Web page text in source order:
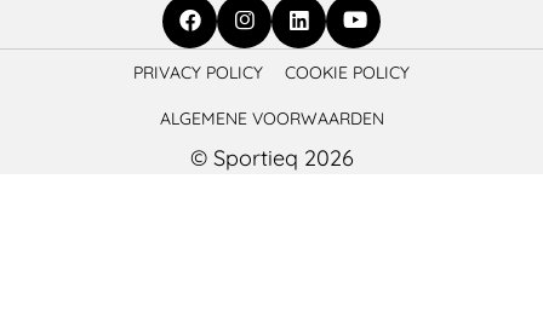
Ga
Facebook
Ga
Instagram
Ga
LinkedIn
Ga
YouTube
PRIVACY POLICY COOKIE POLICY
ALGEMENE VOORWAARDEN
© Sportieq 2026